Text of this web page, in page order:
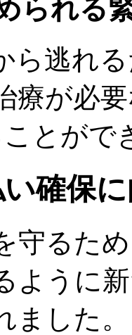
られる
ら逃れ
療が必
とがで
確保
守るた
ように
ました。